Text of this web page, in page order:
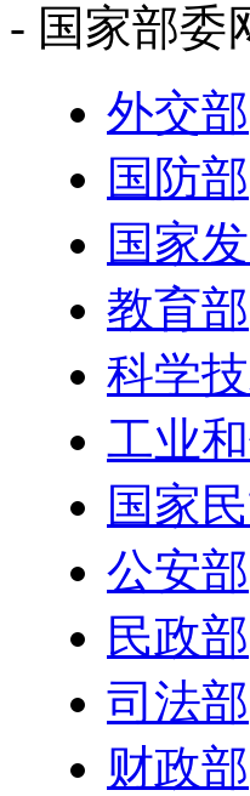
- 国家部委
外交部
国防部
国家
教育部
科学
工业
国家
公安部
民政部
司法部
财政部